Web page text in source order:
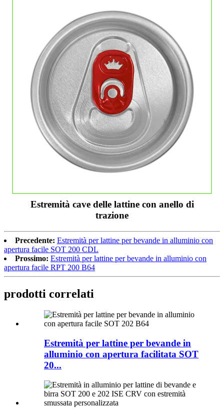
Estremità cave delle lattine con anello di
trazione
Precedente: Estremità per lattine per bevande in alluminio con
apertura facile SOT 200 CDL
Prossimo: Estremità per lattine per bevande in alluminio con
apertura facile RPT 200 B64
prodotti correlati
Estremità per lattine per bevande in
alluminio con apertura facilitata SOT
20...